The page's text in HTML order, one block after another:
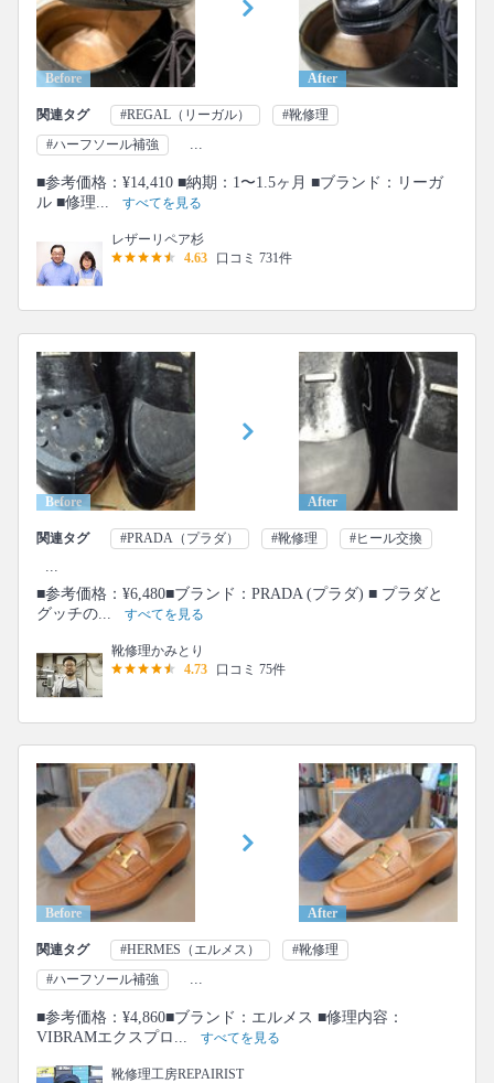
Before After
関連タグ #REGAL（リーガル）
#靴修理
#ハーフソール補強
...
■参考価格：¥14,410 ■納期：1〜1.5ヶ月 ■ブランド：リーガ
ル ■修理...
すべてを見る
レザーリペア杉
4.63
口コミ 731件
Before After
関連タグ #PRADA（プラダ） #靴修理 #ヒール交換
...
■参考価格：¥6,480■ブランド：PRADA (プラダ) ■ プラダと
グッチの...
すべてを見る
靴修理かみとり
4.73
口コミ 75件
Before After
関連タグ #HERMES（エルメス）
#靴修理
#ハーフソール補強
...
■参考価格：¥4,860■ブランド：エルメス ■修理内容：
VIBRAMエクスプロ...
すべてを見る
靴修理工房REPAIRIST